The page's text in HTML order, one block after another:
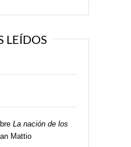
LEÍDOS
La nación de los
Mattio